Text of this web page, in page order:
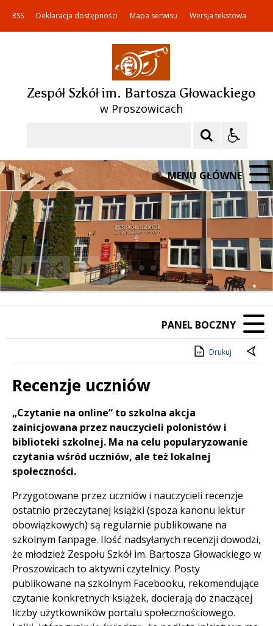
RSS Deklaracja dostępności Mapa serwisu Wersja tekstowa
Zespół Szkół im. Bartosza Głowackiego
w Proszowicach
MENU GŁÓWNE
Poprzedni Element
Następny Element
❚❚
PANEL BOCZNY
Drukuj
Recenzje uczniów
Treść
„Czytanie na online” to szkolna akcja
zainicjowana przez nauczycieli polonistów i
biblioteki szkolnej. Ma na celu popularyzowanie
czytania wśród uczniów, ale też lokalnej
społeczności.
Przygotowane przez uczniów i nauczycieli recenzje
ostatnio przeczytanej książki (spoza kanonu lektur
obowiązkowych) są regularnie publikowane na
szkolnym fanpage. Ilość nadsyłanych recenzji dowodzi,
że młodzież Zespołu Szkół im. Bartosza Głowackiego w
Proszowicach to aktywni czytelnicy. Posty
publikowane na szkolnym Facebooku, rekomendujące
czytanie konkretnych książek, docierają do znaczącej
liczby użytkowników portalu społecznościowego.